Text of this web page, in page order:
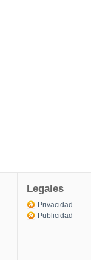
Legales
Privacidad
Publicidad